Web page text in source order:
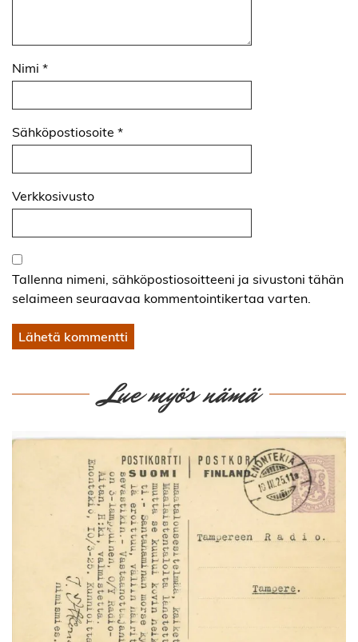
Nimi *
Sähköpostiosoite *
Verkkosivusto
Tallenna nimeni, sähköpostiosoitteeni ja sivustoni tähän
selaimeen seuraavaa kommentointikertaa varten.
Lue myös nämä